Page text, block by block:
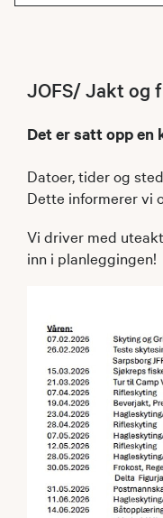
JOFS/ Jakt og
Det er satt opp en
Datoer, tider og
Dette informerer vi
Vi driver med
inn i planleggingen!